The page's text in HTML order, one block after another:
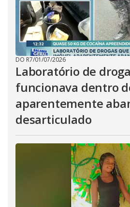
DO R7/01/07/2026
Laboratório de
funcionava dentro
aparentemente
desarticulado